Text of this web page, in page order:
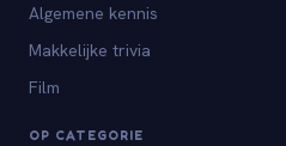
Algemene kennis
Makkelijke trivia
Film
OP CATEGORIE